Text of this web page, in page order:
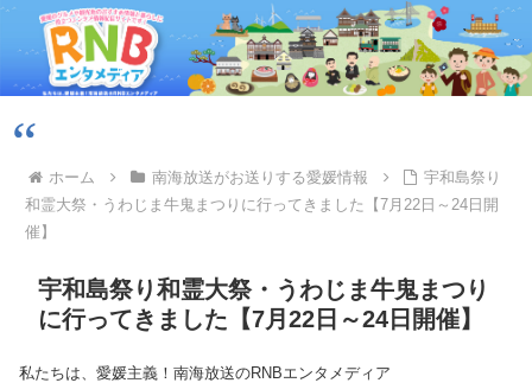
ホーム 南海放送がお送りする愛媛情報
宇和島祭り
和霊大祭・うわじま牛鬼まつりに行ってきました【7月22日～24日開
催】
宇和島祭り和霊大祭・うわじま牛鬼まつり
に行ってきました【7月22日～24日開催】
私たちは、愛媛主義！南海放送のRNBエンタメディア